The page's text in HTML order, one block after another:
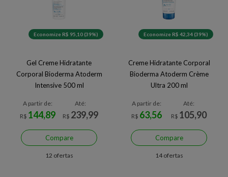
Economize R$ 95,10 (39%)
Gel Creme Hidratante
Corporal Bioderma Atoderm
Intensive 500 ml
A partir de:
R$ 144,89
Até:
R$ 239,99
Compare
12 ofertas
Economize R$ 42,34 (39%)
Creme Hidratante Corporal
Bioderma Atoderm Crème
Ultra 200 ml
A partir de:
R$ 63,56
Até:
R$ 105,90
Compare
14 ofertas